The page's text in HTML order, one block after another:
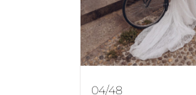
04/48